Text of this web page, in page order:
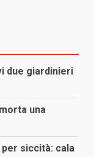
due giardinieri
una
per siccità: cala